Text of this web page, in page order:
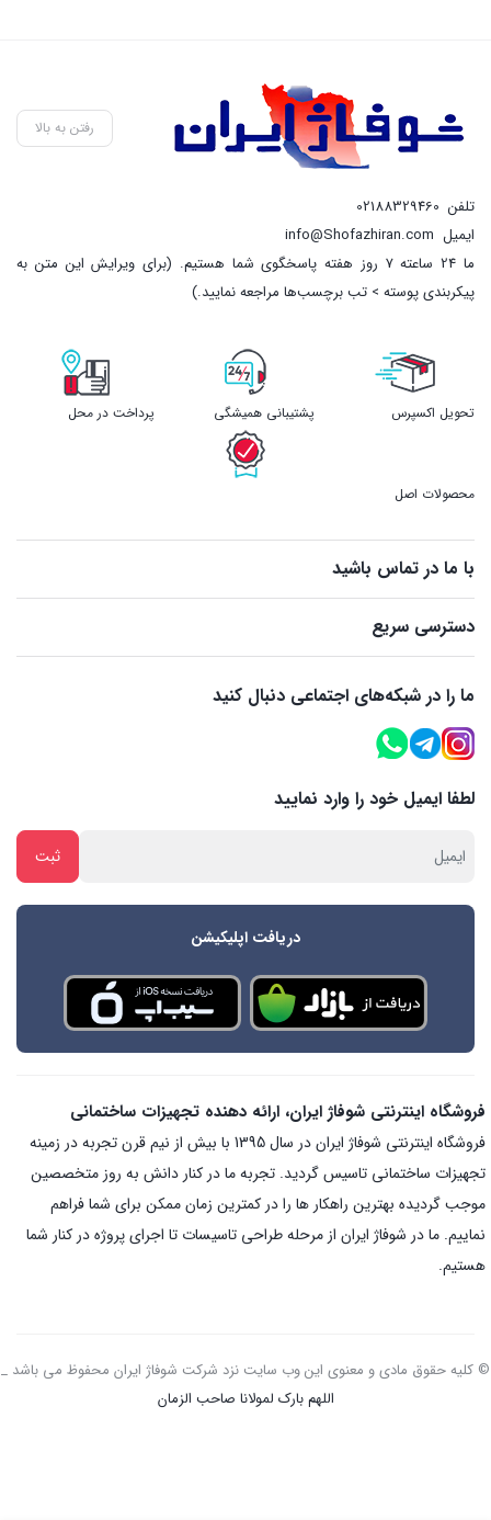
رفتن به بالا
تلفن 02188329460
ایمیل info@Shofazhiran.com
ما 24 ساعته 7 روز هفته پاسخگوی شما هستیم. (برای ویرایش این متن به
پیکربندی پوسته > تب برچسب‌ها مراجعه نمایید.)
تحویل اکسپرس پشتیبانی همیشگی پرداخت در محل
محصولات اصل
با ما در تماس باشید
دسترسی سریع
ما را در شبکه‌های اجتماعی دنبال کنید
لطفا ایمیل خود را وارد نمایید
دریافت اپلیکیشن
فروشگاه اینترنتی شوفاژ ایران، ارائه دهنده تجهیزات ساختمانی
فروشگاه اینترنتی شوفاژ ایران در سال 1395 با بیش از نیم قرن تجربه در زمینه
تجهیزات ساختمانی تاسیس گردید. تجربه ما در کنار دانش به روز متخصصین
موجب گردیده بهترین راهکار ها را در کمترین زمان ممکن برای شما فراهم
نماییم. ما در شوفاژ ایران از مرحله طراحی تاسیسات تا اجرای پروژه در کنار شما
هستیم.
© کلیه حقوق مادی و معنوی این وب سایت نزد شرکت شوفاژ ایران محفوظ می باشد _
اللهم بارک لمولانا صاحب الزمان